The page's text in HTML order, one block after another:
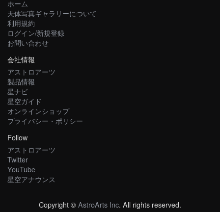
ホーム
天体写真ギャラリーについて
利用規約
ログイン/新規登録
お問い合わせ
会社情報
アストロアーツ
製品情報
星ナビ
星空ガイド
オンラインショップ
プライバシー・ポリシー
Follow
アストロアーツ
Twitter
YouTube
星空アナウンス
Copyright ©AstroArts Inc. All rights reserved.